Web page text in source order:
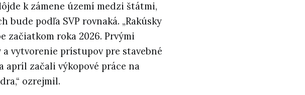
k zámene území medzi štátmi,
bude podľa SVP rovnaká. „Rakúsky
začiatkom roka 2026. Prvými
vytvorenie prístupov pre stavebné
apríl začali výkopové práce na
ozrejmil.